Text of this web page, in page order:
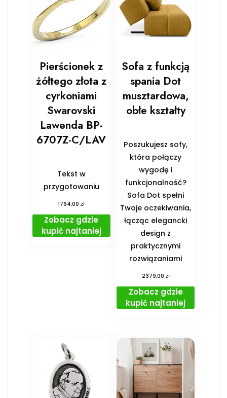
Pierścionek z
żółtego złota z
cyrkoniami
Swarovski
Lawenda BP-
6707Z-C/LAV
Tekst w
przygotowaniu
1764,00zł
Zobacz gdzie
kupić najtaniej
Sofa z funkcją
spania Dot
musztardowa,
obłe kształty
Poszukujesz sofy,
która połączy
wygodę i
funkcjonalność?
Sofa Dot spełni
Twoje oczekiwania,
łącząc elegancki
design z
praktycznymi
rozwiązaniami
2379,00 zł
Zobacz gdzie
kupić najtaniej